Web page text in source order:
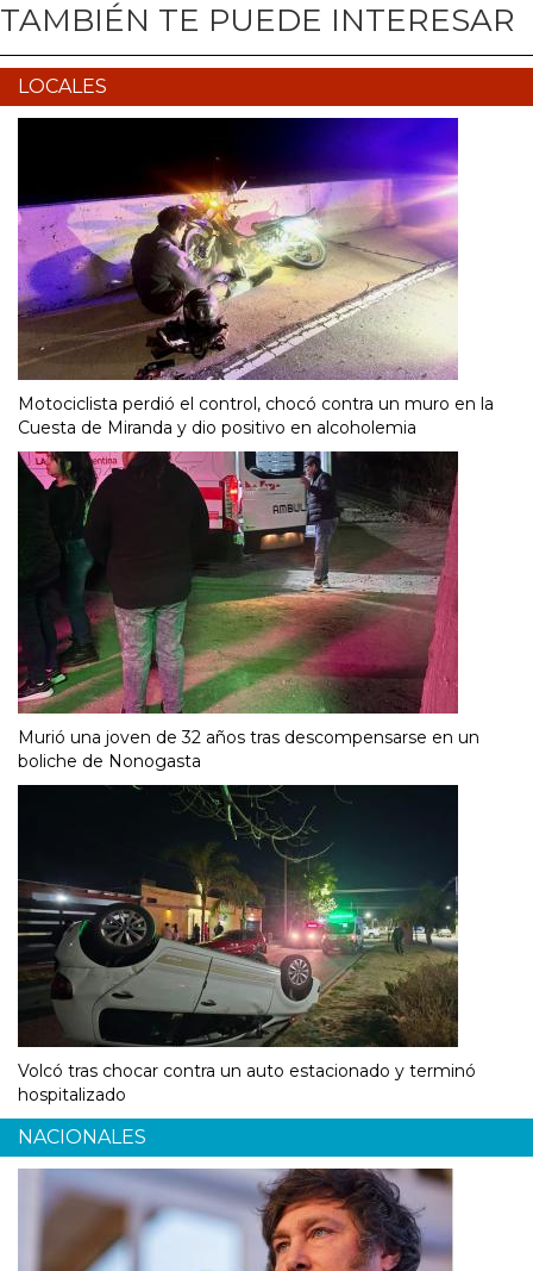
TAMBIÉN TE PUEDE INTERESAR
LOCALES
Motociclista perdió el control, chocó contra un muro en la
Cuesta de Miranda y dio positivo en alcoholemia
Murió una joven de 32 años tras descompensarse en un
boliche de Nonogasta
Volcó tras chocar contra un auto estacionado y terminó
hospitalizado
NACIONALES